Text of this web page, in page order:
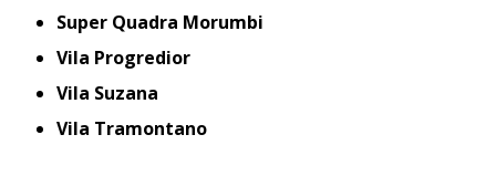
Super Quadra Morumbi
Vila Progredior
Vila Suzana
Vila Tramontano